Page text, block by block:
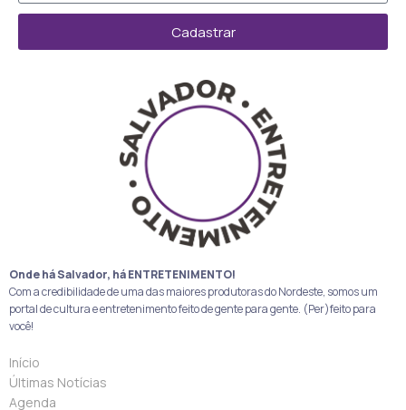
Cadastrar
Onde há Salvador, há ENTRETENIMENTO!
Com a credibilidade de uma das maiores produtoras do Nordeste, somos um
portal de cultura e entretenimento feito de gente para gente. (Per)feito para
você!
Início
Últimas Notícias
Agenda